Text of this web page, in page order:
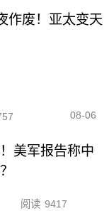
作废！亚太变天
08-06
美军报告称中
阅读 9417